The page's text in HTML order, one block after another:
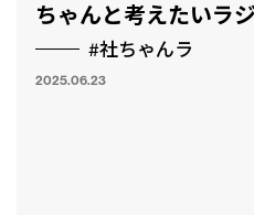
ちゃんと考えたいラ
#社ちゃんラ
2025.06.23